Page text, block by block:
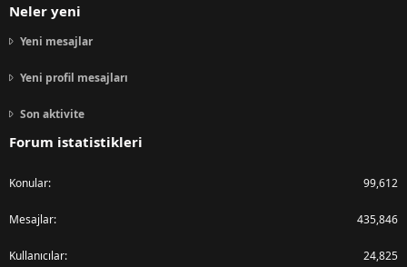
Neler yeni
Yeni mesajlar
Yeni profil mesajları
Son aktivite
Forum istatistikleri
Konular 99,612
Mesajlar 435,846
Kullanıcılar 24,825